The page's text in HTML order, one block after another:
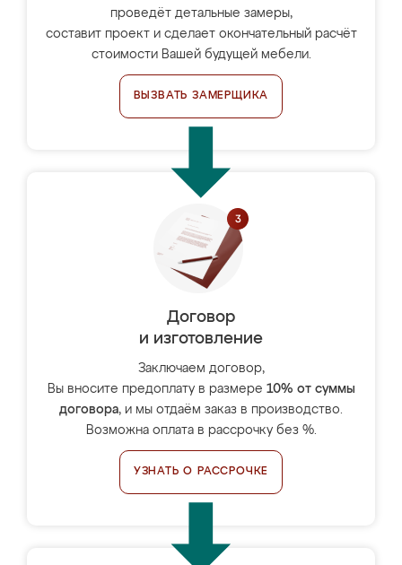
проведёт детальные замеры,
составит проект и сделает окончательный расчёт
стоимости Вашей будущей мебели.
ВЫЗВАТЬ ЗАМЕРЩИКА
Договор
и изготовление
Заключаем договор,
Вы вносите предоплату в размере 10% от суммы
договора, и мы отдаём заказ в производство.
Возможна оплата в рассрочку без %.
УЗНАТЬ О РАССРОЧКЕ